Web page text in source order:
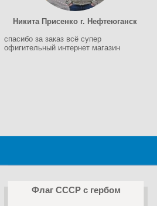
Никита Присенко г. Нефтеюганск
спасибо за заказ всё супер
офигительный интернет магазин
Флаг СССР с гербом